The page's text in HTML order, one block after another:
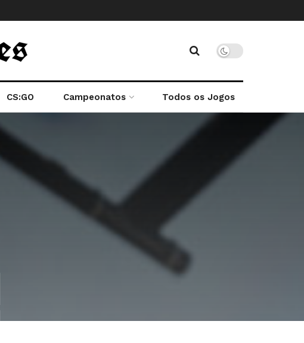
CS:GO Campeonatos Todos os Jogos